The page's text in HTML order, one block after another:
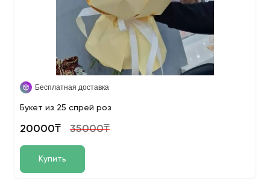
Бесплатная доставка
Букет из 25 спрей роз
20000₸ 35000₸
Купить